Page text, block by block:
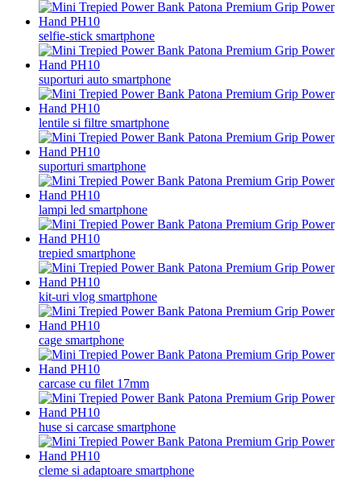
selfie-stick smartphone
suporturi auto smartphone
lentile si filtre smartphone
suporturi smartphone
lampi led smartphone
trepied smartphone
kit-uri vlog smartphone
cage smartphone
carcase cu filet 17mm
huse si carcase smartphone
cleme si adaptoare smartphone